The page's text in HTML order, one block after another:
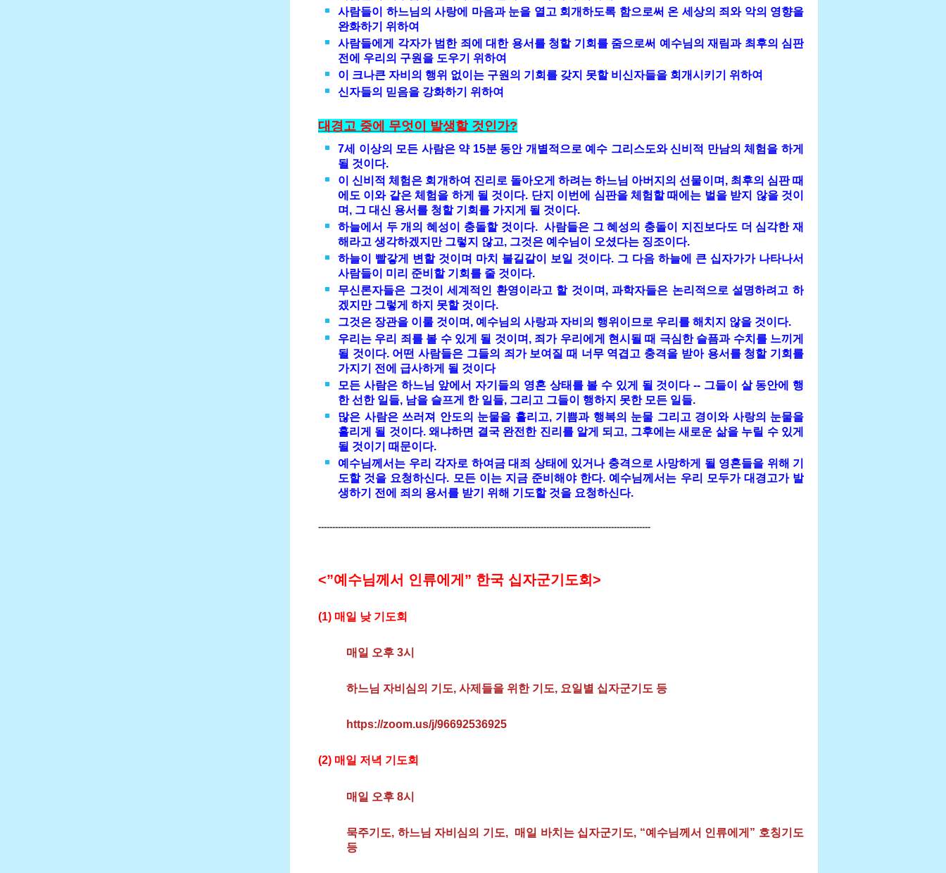
사람들이 하느님의 사랑에 마음과 눈을 열고 회개하도록 함으로써 온 세상의 죄와 악의 영향을
완화하기 위하여
사람들에게 각자가 범한 죄에 대한 용서를 청할 기회를 줌으로써 예수님의 재림과 최후의 심판
전에 우리의 구원을 도우기 위하여
이 크나큰 자비의 행위 없이는 구원의 기회를 갖지 못할 비신자들을 회개시키기 위하여
신자들의 믿음을 강화하기 위하여
대경고 중에 무엇이 발생할 것인가?
7세 이상의 모든 사람은 약 15분 동안 개별적으로 예수 그리스도와 신비적 만남의 체험을 하게
될 것이다.
이 신비적 체험은 회개하여 진리로 돌아오게 하려는 하느님 아버지의 선물이며, 최후의 심판 때
에도 이와 같은 체험을 하게 될 것이다. 단지 이번에 심판을 체험할 때에는 벌을 받지 않을 것이
며, 그 대신 용서를 청할 기회를 가지게 될 것이다.
하늘에서 두 개의 혜성이 충돌할 것이다. 사람들은 그 혜성의 충돌이 지진보다도 더 심각한 재
해라고 생각하겠지만 그렇지 않고, 그것은 예수님이 오셨다는 징조이다.
하늘이 빨갛게 변할 것이며 마치 불길같이 보일 것이다. 그 다음 하늘에 큰 십자가가 나타나서
사람들이 미리 준비할 기회를 줄 것이다.
무신론자들은 그것이 세계적인 환영이라고 할 것이며, 과학자들은 논리적으로 설명하려고 하
겠지만 그렇게 하지 못할 것이다.
그것은 장관을 이룰 것이며, 예수님의 사랑과 자비의 행위이므로 우리를 해치지 않을 것이다.
우리는 우리 죄를 볼 수 있게 될 것이며, 죄가 우리에게 현시될 때 극심한 슬픔과 수치를 느끼게
될 것이다. 어떤 사람들은 그들의 죄가 보여질 때 너무 역겹고 충격을 받아 용서를 청할 기회를
가지기 전에 급사하게 될 것이다
모든 사람은 하느님 앞에서 자기들의 영혼 상태를 볼 수 있게 될 것이다 -- 그들이 살 동안에 행
한 선한 일들, 남을 슬프게 한 일들, 그리고 그들이 행하지 못한 모든 일들.
많은 사람은 쓰러져 안도의 눈물을 흘리고, 기쁨과 행복의 눈물 그리고 경이와 사랑의 눈물을
흘리게 될 것이다. 왜냐하면 결국 완전한 진리를 알게 되고, 그후에는 새로운 삶을 누릴 수 있게
될 것이기 때문이다.
예수님께서는 우리 각자로 하여금 대죄 상태에 있거나 충격으로 사망하게 될 영혼들을 위해 기
도할 것을 요청하신다. 모든 이는 지금 준비해야 한다. 예수님께서는 우리 모두가 대경고가 발
생하기 전에 죄의 용서를 받기 위해 기도할 것을 요청하신다.
----------------------------------------------------------------------------------------------------------------------
<”예수님께서 인류에게” 한국 십자군기도회>
(1) 매일 낮 기도회
매일 오후 3시
하느님 자비심의 기도, 사제들을 위한 기도, 요일별 십자군기도 등
https://zoom.us/j/96692536925
(2) 매일 저녁 기도회
매일 오후 8시
묵주기도, 하느님 자비심의 기도, 매일 바치는 십자군기도, “예수님께서 인류에게” 호칭기도
등